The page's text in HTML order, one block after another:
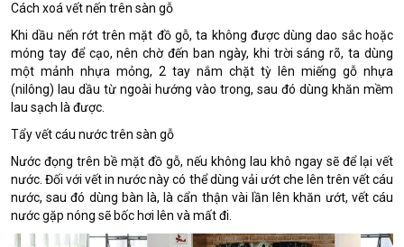
Cách xoá vết nến trên sàn gỗ
Khi dầu nến rớt trên mặt đồ gỗ, ta không được dùng dao sắc hoặc
móng tay để cạo, nên chờ đến ban ngày, khi trời sáng rõ, ta dùng
một mảnh nhựa mỏng, 2 tay nắm chặt tỳ lên miếng gỗ nhựa
(nilông) lau dầu từ ngoài hướng vào trong, sau đó dùng khăn mềm
lau sạch là được.
Tẩy vết cáu nước trên sàn gỗ
Nước đọng trên bề mặt đồ gỗ, nếu không lau khô ngay sẽ để lại vết
nước. Đối với vết in nước này có thể dùng vải ướt che lên trên vết cáu
nước, sau đó dùng bàn là, là cẩn thận vài lần lên khăn ướt, vết cáu
nước gặp nóng sẽ bốc hơi lên và mất đi.